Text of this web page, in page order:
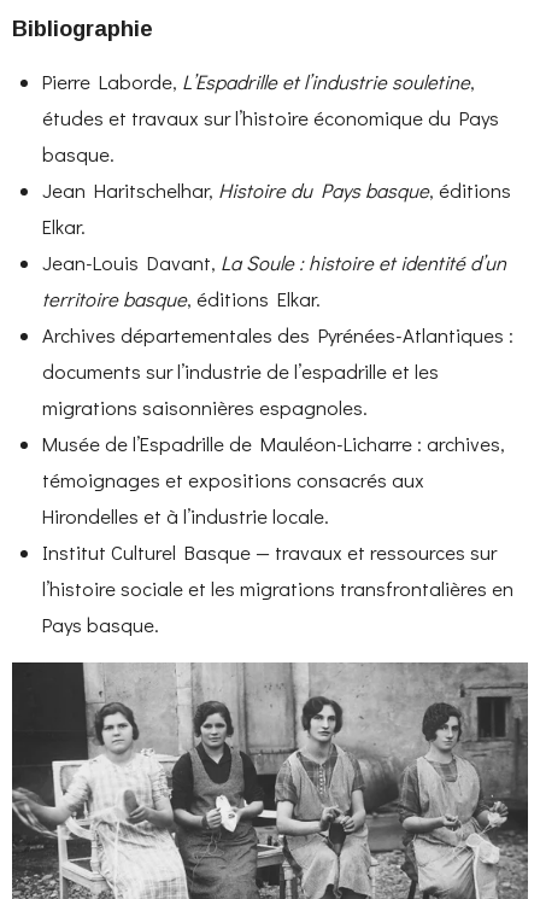
Bibliographie
Pierre Laborde, L’Espadrille et l’industrie souletine,
études et travaux sur l’histoire économique du Pays
basque.
Jean Haritschelhar, Histoire du Pays basque, éditions
Elkar.
Jean-Louis Davant, La Soule : histoire et identité d’un
territoire basque, éditions Elkar.
Archives départementales des Pyrénées-Atlantiques :
documents sur l’industrie de l’espadrille et les
migrations saisonnières espagnoles.
Musée de l’Espadrille de Mauléon-Licharre : archives,
témoignages et expositions consacrés aux
Hirondelles et à l’industrie locale.
Institut Culturel Basque — travaux et ressources sur
l’histoire sociale et les migrations transfrontalières en
Pays basque.